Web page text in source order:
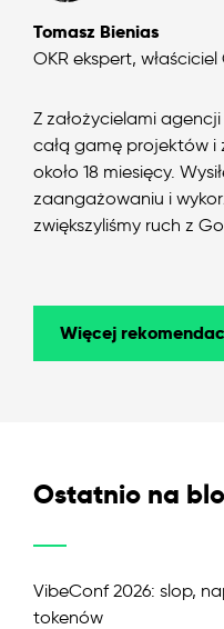
Tomasz Bienias
OKR ekspert, właściciel
Z założycielami
całą gamę projektów i
około 18 miesięcy.
zaangażowaniu i
zwiększyliśmy ruch z
Więcej
Ostatnio na
VibeConf 2026: slop,
tokenów